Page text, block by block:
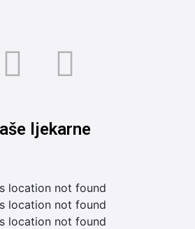
ljekarne
location not found
location not found
location not found